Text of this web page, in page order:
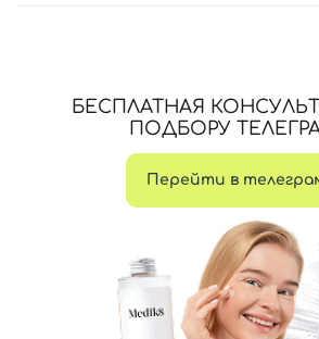
БЕСПЛАТНАЯ
ПОДБОРУ
Перейти в